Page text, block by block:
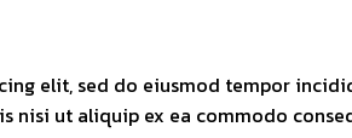
elit, sed do eiusmod tempor
ut aliquip ex ea commodo